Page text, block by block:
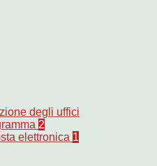
degli uffici
2
elettronica 1